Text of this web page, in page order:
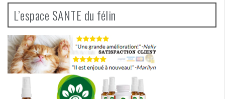
L’espace SANTE du félin